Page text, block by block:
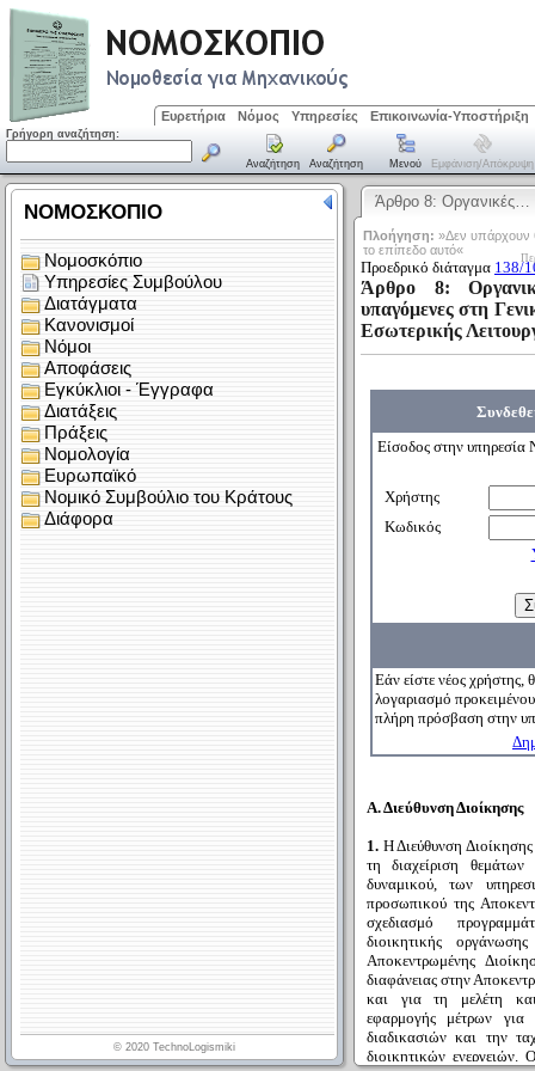
Ευρετήρια Νόμος Υπηρεσίες Επικοινωνία-Υποστήριξη
Γρήγορη αναζήτηση:
Αναζήτηση Αναζήτηση Μενού Εμφάνιση/απόκρυψη
Άρθρο 8: Οργανικές…